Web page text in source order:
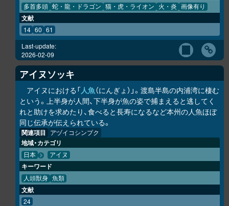
多首多頭 蛇・龍・ドラゴン 猫・虎・ライオン 火・炎 画像有り
文献
14 60 61
Last-update:
2026-02-09
アイヌソッキ
アイヌにおける「人魚（にんぎょ）」。渡島半島の内浦湾に棲む
という。上半身が人間、下半身が魚の姿で捕まえると逃してく
れと助けを求めたり、食べると長寿になるなど本州の人魚ほぼ
同じ伝承が伝えられている。
関連項目 アヅイコシンプク
地域・カテゴリ
日本 アイヌ
キーワード
人頭獣身 魚類
文献
24